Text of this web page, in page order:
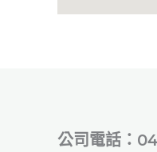
公司電話：